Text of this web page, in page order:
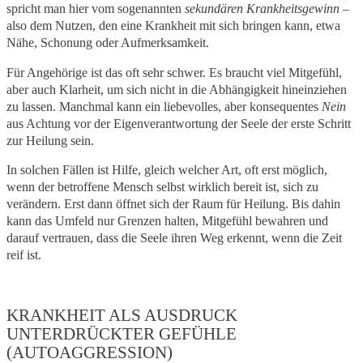
spricht man hier vom sogenannten sekundären Krankheitsgewinn –
also dem Nutzen, den eine Krankheit mit sich bringen kann, etwa
Nähe, Schonung oder Aufmerksamkeit.
Für Angehörige ist das oft sehr schwer. Es braucht viel Mitgefühl,
aber auch Klarheit, um sich nicht in die Abhängigkeit hineinziehen
zu lassen. Manchmal kann ein liebevolles, aber konsequentes Nein
aus Achtung vor der Eigenverantwortung der Seele der erste Schritt
zur Heilung sein.
In solchen Fällen ist Hilfe, gleich welcher Art, oft erst möglich,
wenn der betroffene Mensch selbst wirklich bereit ist, sich zu
verändern. Erst dann öffnet sich der Raum für Heilung. Bis dahin
kann das Umfeld nur Grenzen halten, Mitgefühl bewahren und
darauf vertrauen, dass die Seele ihren Weg erkennt, wenn die Zeit
reif ist.
KRANKHEIT ALS AUSDRUCK
UNTERDRÜCKTER GEFÜHLE
(AUTOAGGRESSION)